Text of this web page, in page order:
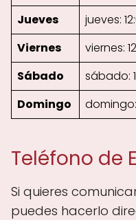
Jueves
jueves:
Viernes
viernes:
Sábado
sábado:
Domingo
domingo:
Teléfono de
Si quieres
puedes hacerlo